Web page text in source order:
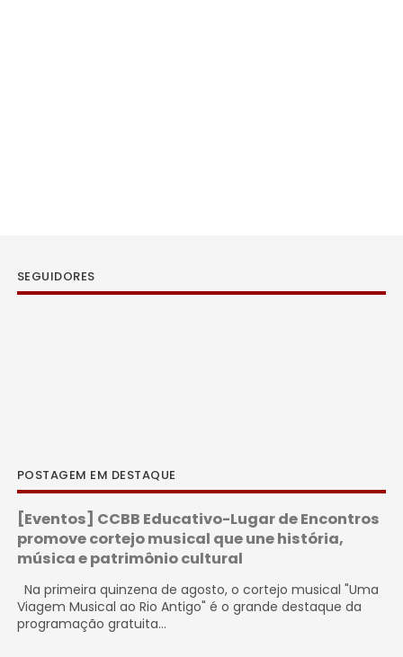
SEGUIDORES
POSTAGEM EM DESTAQUE
[Eventos] CCBB Educativo-Lugar de Encontros
promove cortejo musical que une história,
música e patrimônio cultural
Na primeira quinzena de agosto, o cortejo musical "Uma
Viagem Musical ao Rio Antigo" é o grande destaque da
programação gratuita...